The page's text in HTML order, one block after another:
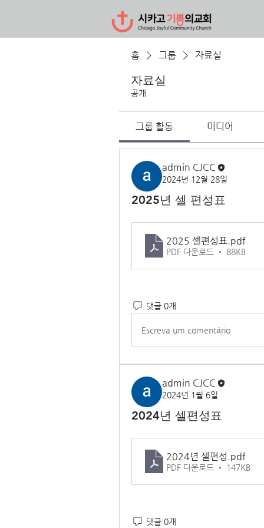
홈 그룹 자료실
자료실
공개
그룹 활동 미디어
admin CJCC
2024년 12월 28일
2025년 셀 편성표
2025 셀편성표 .pdf
PDF 다운로드 • 88KB
댓글 0개
Escreva um comentário
admin CJCC
2024년 1월 6일
2024년 셀편성표
2024년 셀편성 .pdf
PDF 다운로드 • 147KB
댓글 0개